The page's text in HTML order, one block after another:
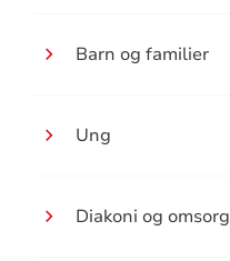
Barn og familier
Ung
Diakoni og omsorg